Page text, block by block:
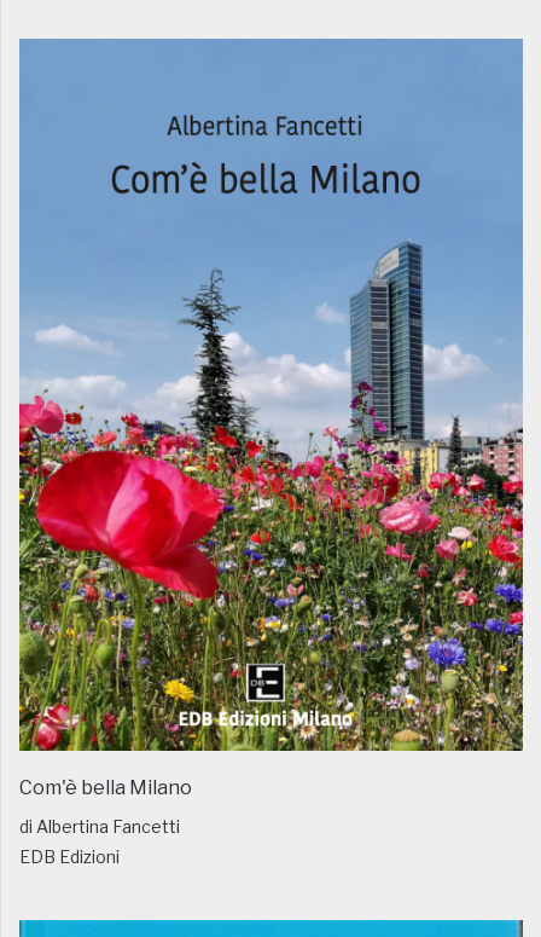
Com'è bella Milano
di Albertina Fancetti
EDB Edizioni